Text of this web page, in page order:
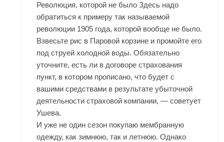
Революция, которой не было Здесь надо
обратиться к примеру так называемой
революции 1905 года, которой вообще не было.
Взвесьте рис в Паровой корзине и промойте его
под струей холодной воды. Обязательно
уточните, есть ли в договоре страхования
пункт, в котором прописано, что будет с
вашими средствами в результате убыточной
деятельности страховой компании, — советует
Ушева.
И уже не один сезон покупаю мембранную
одежду, как зимнюю, так и летнюю. Однако